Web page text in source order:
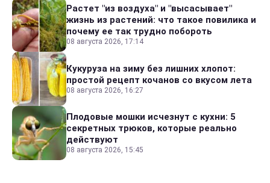
Растет "из воздуха" и "высасывает"
жизнь из растений: что такое повилика и
почему ее так трудно побороть
08 августа 2026, 17:14
Кукуруза на зиму без лишних хлопот:
простой рецепт кочанов со вкусом лета
08 августа 2026, 16:27
Плодовые мошки исчезнут с кухни: 5
секретных трюков, которые реально
действуют
08 августа 2026, 15:45